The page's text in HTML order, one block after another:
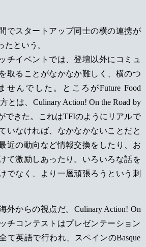
でスタートアップ同士の横の連携が
という。
チイベントでは、登壇以外にコミュ
取ることがなかなか難しく、横のつ
せんでした。ところがFuture Food
とは、Culinary Action! On the Road by
できた。これはTFIのようにリアルで
いなければ、なかなかないことだと
近の動向など情報交換をしたり、お
て激励しあったり。いろいろな話を
でなく、より一層頑張ろうという刺
外からの視点だ。Culinary Action! On
チコンテストはプレゼンテーション
て英語で行われ、スペインのBasque